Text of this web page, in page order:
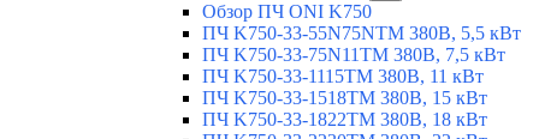
Обзор ПЧ ONI K750
ПЧ K750-33-55N75NTM 380В, 5,5 кВт
ПЧ K750-33-75N11TM 380В, 7,5 кВт
ПЧ K750-33-1115TM 380В, 11 кВт
ПЧ K750-33-1518TM 380В, 15 кВт
ПЧ K750-33-1822TM 380В, 18 кВт